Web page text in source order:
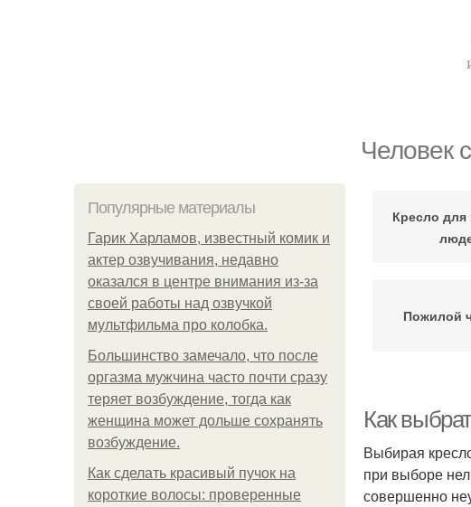
Человек
Популярные материалы
Гарик Харламов, известный комик и
актер озвучивания, недавно
оказался в центре внимания из-за
своей работы над озвучкой
мультфильма про колобка.
Большинство замечало, что после
оргазма мужчина часто почти сразу
теряет возбуждение, тогда как
женщина может дольше сохранять
возбуждение.
Как сделать красивый пучок на
короткие волосы: проверенные
Кресло
Пожилой
Как
Выбирая
при выборе
совершенно